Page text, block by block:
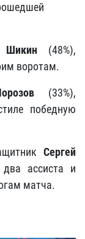
Шикин (48%),
воротам.
(33%),
победную
Сергей
два ассиста и
матча.